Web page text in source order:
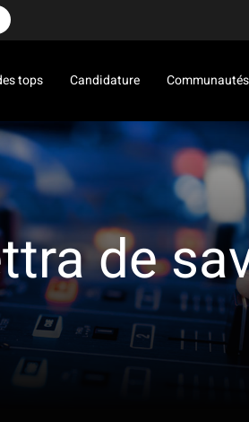
tops Candidature Communautés
de